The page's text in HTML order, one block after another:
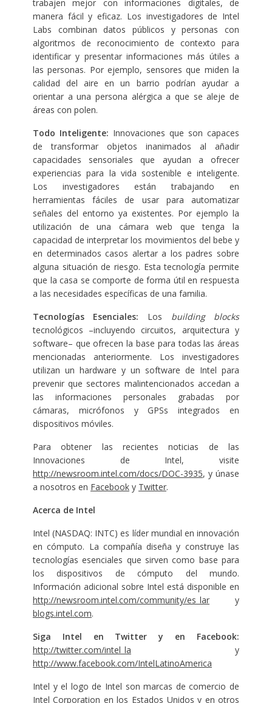
trabajen mejor con informaciones digitales, de
manera fácil y eficaz. Los investigadores de Intel
Labs combinan datos públicos y personas con
algoritmos de reconocimiento de contexto para
identificar y presentar informaciones más útiles a
las personas. Por ejemplo, sensores que miden la
calidad del aire en un barrio podrían ayudar a
orientar a una persona alérgica a que se aleje de
áreas con polen.
Todo Inteligente: Innovaciones que son capaces
de transformar objetos inanimados al añadir
capacidades sensoriales que ayudan a ofrecer
experiencias para la vida sostenible e inteligente.
Los investigadores están trabajando en
herramientas fáciles de usar para automatizar
señales del entorno ya existentes. Por ejemplo la
utilización de una cámara web que tenga la
capacidad de interpretar los movimientos del bebe y
en determinados casos alertar a los padres sobre
alguna situación de riesgo. Esta tecnología permite
que la casa se comporte de forma útil en respuesta
a las necesidades específicas de una familia.
Tecnologías Esenciales: Los building blocks
tecnológicos –incluyendo circuitos, arquitectura y
software– que ofrecen la base para todas las áreas
mencionadas anteriormente. Los investigadores
utilizan un hardware y un software de Intel para
prevenir que sectores malintencionados accedan a
las informaciones personales grabadas por
cámaras, micrófonos y GPSs integrados en
dispositivos móviles.
Para obtener las recientes noticias de las
Innovaciones de Intel, visite
http://newsroom.intel.com/docs/DOC-3935, y únase
a nosotros en Facebooky Twitter.
Acerca de Intel
Intel (NASDAQ: INTC) es líder mundial en innovación
en cómputo. La compañía diseña y construye las
tecnologías esenciales que sirven como base para
los dispositivos de cómputo del mundo.
Información adicional sobre Intel está disponible en
http://newsroom.intel.com/community/es_lary
blogs.intel.com.
Siga Intel en Twitter y en Facebook:
http://twitter.com/intel_la y
http://www.facebook.com/IntelLatinoAmerica
Intel y el logo de Intel son marcas de comercio de
Intel Corporation en los Estados Unidos y en otros